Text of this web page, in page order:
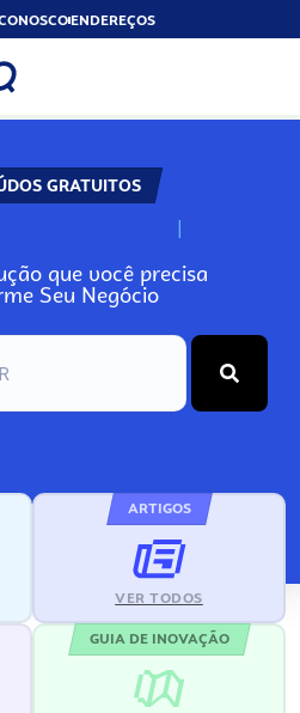
ENDEREÇOS
GRATUITOS
N
que você precisa
Seu Negócio
ARTIGOS
VER TODOS
GUIA DE INOVAÇÃO